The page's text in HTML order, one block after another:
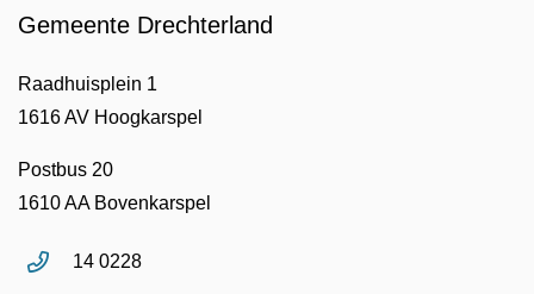
Gemeente Drechterland
Raadhuisplein 1
1616 AV Hoogkarspel
Postbus 20
1610 AA Bovenkarspel
14 0228